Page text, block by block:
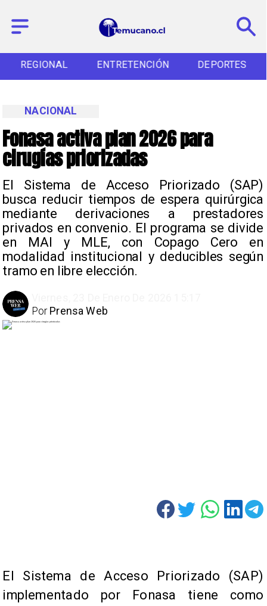
REGIONAL ENTRETENCIÓN DEPORTES
Fonasa activa plan 2026 para
cirugías priorizadas
El Sistema de Acceso Priorizado (SAP)
busca reducir tiempos de espera quirúrgica
mediante derivaciones a prestadores
privados en convenio. El programa se divide
en MAI y MLE, con Copago Cero en
modalidad institucional y deducibles según
tramo en libre elección.
NACIONAL
Prensa Web
Por
El Sistema de Acceso Priorizado (SAP)
implementado por Fonasa tiene como